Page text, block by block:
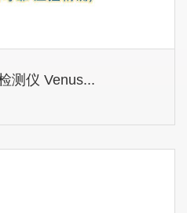
测仪 Venus...